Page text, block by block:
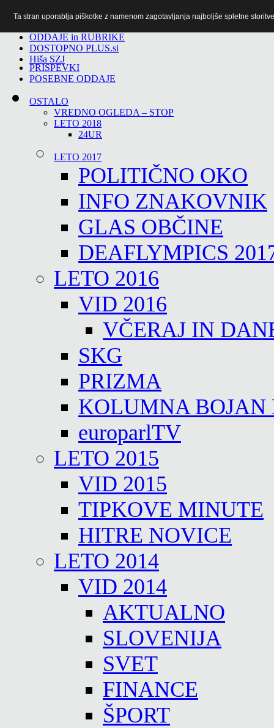
ODDAJE in RUBRIKE
DOSTOPNO PLUS.si
Hiša SZJ
PRISPEVKI
POSEBNE ODDAJE
OSTALO
VREDNO OGLEDA – STOP
LETO 2018
24UR
LETO 2017
POLITIČNO OKO
INFO ZNAKOVNIK
GLAS OBČINE
DEAFLYMPICS
LETO 2016
VID 2016
VČERAJ IN
SKG
PRIZMA
KOLUMNA BOJAN
europarlTV
LETO 2015
VID 2015
TIPKOVE MINUTE
HITRE NOVICE
LETO 2014
VID 2014
AKTUALNO
SLOVENIJA
SVET
FINANCE
ŠPORT
Ta stran uporablja piškotke z namenom zagotavljanja najboljše spletne